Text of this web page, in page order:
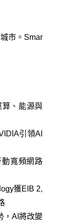
市。Smar
、能源與
引領AI
寬頻網路
獲EIB 2,
，AI將改變